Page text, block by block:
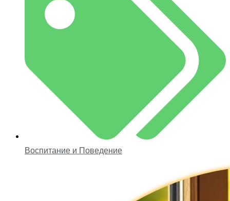
Воспитание и Поведение